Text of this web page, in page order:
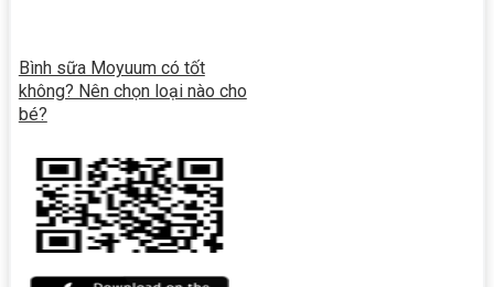
Bình sữa Moyuum có tốt
không? Nên chọn loại nào cho
bé?